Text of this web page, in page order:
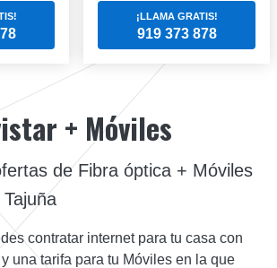
¡LLAMA GRATIS!
919 373 878
+ Móviles
de Fibra óptica + Móviles
contratar internet para tu casa con
una tarifa para tu Móviles en la que